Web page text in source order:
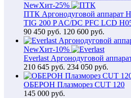
NewХит-25%
ПТК Аргонодуговой аппарат
TIG 200 P AC/DC PFC LCD
90 450 руб. 120 600 руб.
NewХит-10%
Everlast Аргонодуговой
210 645 руб. 234 050 руб.
ОБЕРОН Плазморез CUT 120
145 000 руб.